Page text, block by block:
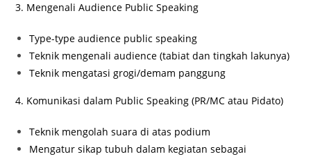
3. Mengenali Audience Public Speaking
Type-type audience public speaking
Teknik mengenali audience (tabiat dan tingkah lakunya)
Teknik mengatasi grogi/demam panggung
4. Komunikasi dalam Public Speaking (PR/MC atau Pidato)
Teknik mengolah suara di atas podium
Mengatur sikap tubuh dalam kegiatan sebagai